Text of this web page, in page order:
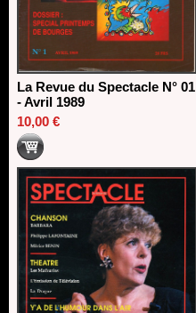
La Revue du Spectacle N° 01
- Avril 1989
10,00 €